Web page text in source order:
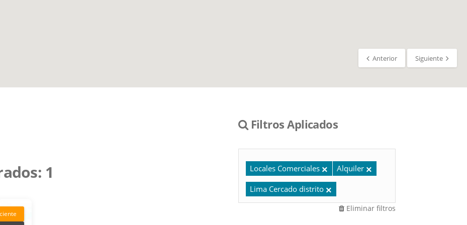
Anterior Siguiente
1
Filtros Aplicados
Locales Comerciales Alquiler
Lima Cercado distrito
Eliminar filtros